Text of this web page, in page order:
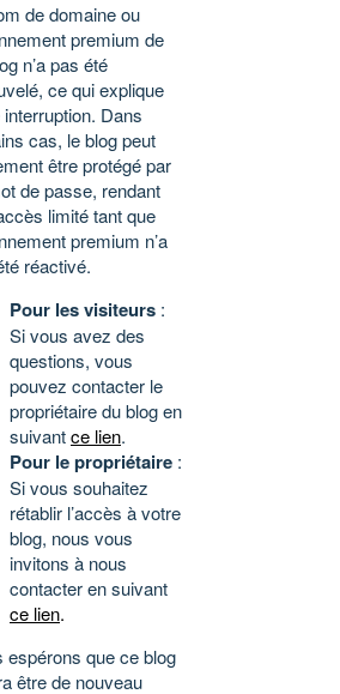
de domaine ou
premium de
n’a pas été
ce qui explique
Dans
cas, le blog peut
être protégé par
de passe, rendant
limité tant que
premium n’a
réactivé.
Pour les visiteurs :
Si vous avez des
questions, vous
pouvez contacter le
propriétaire du blog en
suivantce lien.
Pour le propriétaire :
Si vous souhaitez
rétablir l’accès à votre
blog, nous vous
invitons à nous
contacter en suivant
ce lien.
espérons que ce blog
être de nouveau